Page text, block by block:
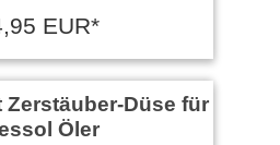
EUR*
Düse für
Öler